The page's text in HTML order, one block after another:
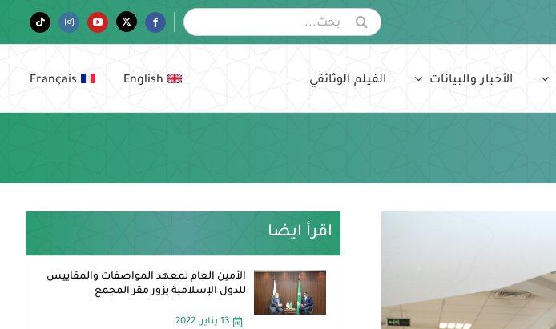
البحث
عن:
Facebook
Twitter
YouTube
Instagram
Tiktok
الأخبار والبيانات الفيلم الوثائقي English
Français
اقرأ ايضا
الأمين العام لمعهد المواصفات والمقاييس
للدول الإسلامية يزور مقر المجمع
13 يناير، 2022